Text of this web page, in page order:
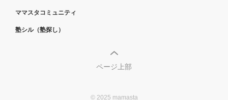
ママスタコミュニティ
塾シル（塾探し）
ページ上部
© 2025 mamasta